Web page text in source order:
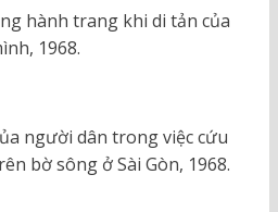
hành trang khi di tản của
1968.
người dân trong việc cứu
bờ sông ở Sài Gòn, 1968.